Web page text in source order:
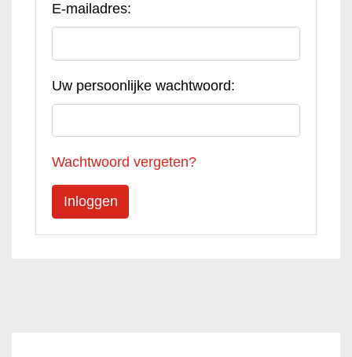
E-mailadres:
Uw persoonlijke wachtwoord:
Wachtwoord vergeten?